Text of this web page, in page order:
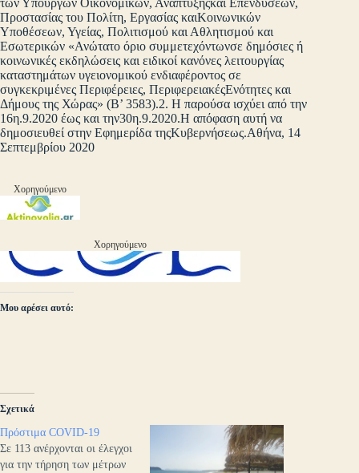
των Υπουργών Οικονομικών, Ανάπτυξηςκαι Επενδύσεων,
Προστασίας του Πολίτη, Εργασίας καιΚοινωνικών
Υποθέσεων, Υγείας, Πολιτισμού και Αθλητισμού και
Εσωτερικών «Ανώτατο όριο συμμετεχόντωνσε δημόσιες ή
κοινωνικές εκδηλώσεις και ειδικοί κανόνες λειτουργίας
καταστημάτων υγειονομικού ενδιαφέροντος σε
συγκεκριμένες Περιφέρειες, ΠεριφερειακέςΕνότητες και
Δήμους της Χώρας» (Β’ 3583).2. Η παρούσα ισχύει από την
16η.9.2020 έως και την30η.9.2020.Η απόφαση αυτή να
δημοσιευθεί στην Εφημερίδα τηςΚυβερνήσεως.Αθήνα, 14
Σεπτεμβρίου 2020
Χορηγούμενο
Χορηγούμενο
Μου αρέσει αυτό:
Σχετικά
Πρόστιμα COVID-19
Σε 113 ανέρχονται οι έλεγχοι
για την τήρηση των μέτρων